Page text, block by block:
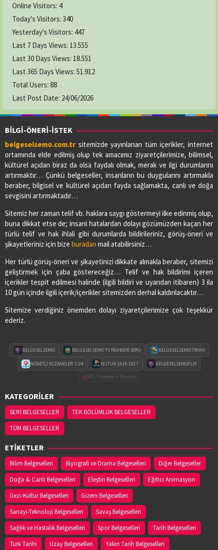
Online Visitors: 4
Today's Visitors: 340
Yesterday's Visitors: 447
Last 7 Days Views: 13.555
Last 30 Days Views: 18.551
Last 365 Days Views: 51.912
Total Users: 88
Last Post Date: 24/06/2026
BİLGİ-ÖNERİ-İSTEK
belgeselsemo.com.tr sitemizde yayınlanan tüm içerikler, internet
ortamında elde edilmiş olup tek amacımız ziyaretçilerimize, bilimsel,
kültürel açıdan biraz da olsa faydalı olmak, merak ve ilgi durumlarını
artırmaktır… Çünkü belgeseller, insanların bu duygularını artırmakla
beraber, bilgisel ve kültürel açıdan fayda sağlamakta, canlı ve doğa
sevgisini artırmaktadır…
Sitemiz her zaman telif vb. haklara saygı göstermeyi ilke edinmiş olup,
buna dikkat etse de; insani hatalardan dolayı gözümüzden kaçan her
türlü telif ve hak ihlali gibi durumlarda bildirileriniz, görüş-öneri ve
şikayetleriniz için bize buradan mail atabilirsiniz…
Her türlü görüş-öneri ve şikayetinizi dikkate almakla beraber, sitemizi
geliştirmek için çaba göstereceğiz… Telif ve hak bildirimi içeren
içerikler tespit edilmesi halinde (ilgili bildiri ve uyarıdan itibaren) 3 ila
10 gün içinde ilgili içerik/içerikler sitemizden derhal kaldırılacaktır…
Sitemize verdiğiniz önemden dolayı ziyaretçilerimize çok teşekkür
ederiz.
BELGESELSEMO BELGESELSEMO TV REHBERİ (EPG) BELGESELSEMO TRIVIA
NÖBETÇİ ECZANELER 7/24 NUTUK 1919-1927
BELGESELSEMOFLIX
iOS / Huawei — Yakında
KATEGORİLER
SERİ BELGESELLER
TEK BÖLÜMLÜK BELGESELLER
TÜM BELGESELLER
ETİKETLER
Bilim Belgeselleri Biyografi ve Drama Belgeselleri
Diğer Belgeseller
Doğa & Canlı Belgeselleri
Eleştiri Belgeselleri
Eğitici Animasyon
Gezi-Kültür Belgeselleri
Gizem Belgeselleri
Sanayi-Teknoloji Belgeselleri
Savaş Belgeselleri
Sağlık ve Hastalık Belgeselleri
Spor Belgeselleri
Tarih Belgeselleri
Türk Tarihi
Uzay Belgeselleri Yakın Tarih Belgeselleri